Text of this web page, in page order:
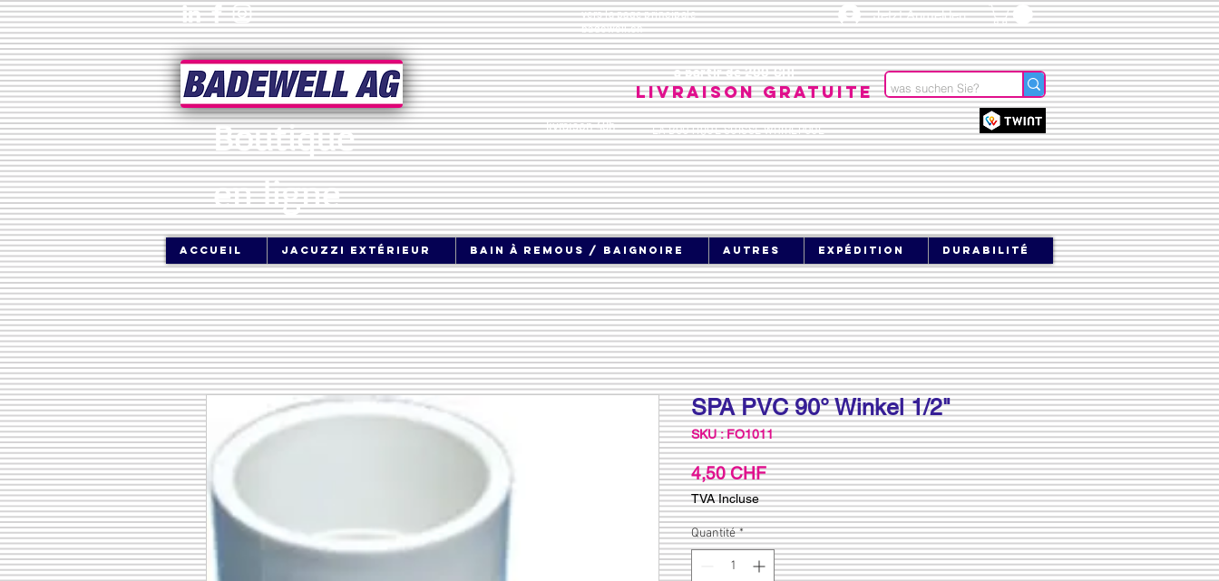
vers la page principale
badewell.ch
Jetzt Anmelden
Boutique
en ligne
livraison 48h
à partir de 200 CHF
Livraison gratuite
LA BOUTIQUE SUISSE WHIRLPOOL
Accueil jacuzzi extérieur bain à remous / baignoire Autres expédition durabilité
SPA PVC 90° Winkel 1/2"
SKU : FO1011
4,50 CHFPrix
TVA Incluse
Quantité *